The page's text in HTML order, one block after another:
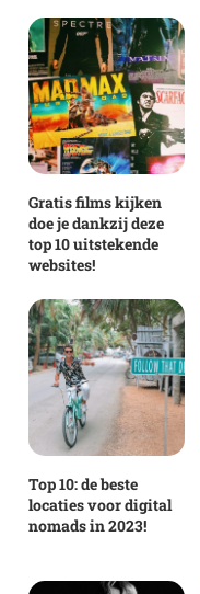
Gratis films kijken
doe je dankzij deze
top 10 uitstekende
websites!
Top 10: de beste
locaties voor digital
nomads in 2023!